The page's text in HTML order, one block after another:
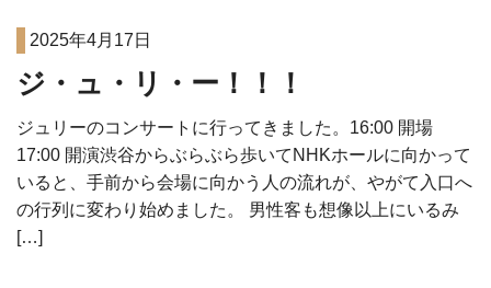
2025年4月17日
ジ・ュ・リ・ー！！！
ジュリーのコンサートに行ってきました。16:00 開場
17:00 開演渋谷からぶらぶら歩いてNHKホールに向かって
いると、手前から会場に向かう人の流れが、やがて入口へ
の行列に変わり始めました。 男性客も想像以上にいるみ
[…]